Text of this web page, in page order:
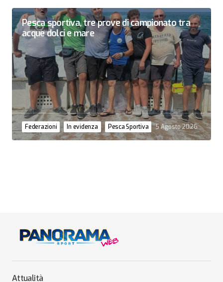
Pesca sportiva, tre prove di campionato tra
acque dolci e mare
Federazioni In evidenza Pesca Sportiva 5 Agosto 2026
Attualità